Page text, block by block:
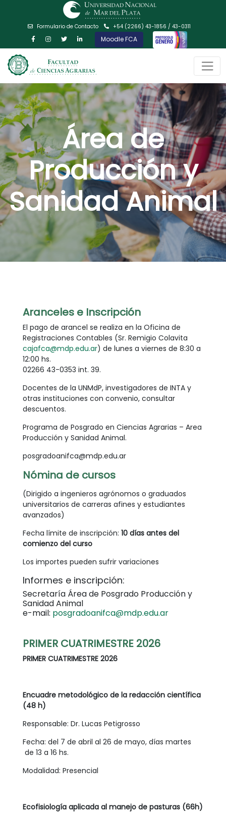
Formulario de Contacto +54 (2266) 43-1856 / 43-0311
Moodle FCA
Área de
Producción y
Sanidad Animal
Aranceles e Inscripción
El pago de arancel se realiza en la Oficina de
Registraciones Contables (Sr. Remigio Colavita
cajafca@mdp.edu.ar) de lunes a viernes de 8:30 a
12:00 hs.
02266 43-0353 int. 39.
Docentes de la UNMdP, investigadores de INTA y
otras instituciones con convenio, consultar
descuentos.
Programa de Posgrado en Ciencias Agrarias – Area
Producción y Sanidad Animal.
posgradoanifca@mdp.edu.ar
Nómina de cursos
(Dirigido a ingenieros agrónomos o graduados
universitarios de carreras afines y estudiantes
avanzados)
Fecha límite de inscripción: 10 días antes del
comienzo del curso
Los importes pueden sufrir variaciones
Informes e inscripción:
Secretaría Área de Posgrado Producción y
Sanidad Animal
e-mail: posgradoanifca@mdp.edu.ar
PRIMER CUATRIMESTRE 2026
PRIMER CUATRIMESTRE 2026
Encuadre metodológico de la redacción científica
(48 h)
Responsable: Dr. Lucas Petigrosso
Fecha: del 7 de abril al 26 de mayo, días martes
de 13 a 16 hs.
Modalidad: Presencial
Ecofisiología aplicada al manejo de pasturas (66h)